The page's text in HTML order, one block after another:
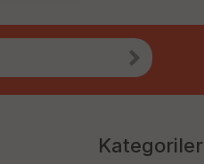
Kategoriler